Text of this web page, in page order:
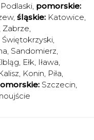
, pomorskie:
, śląskie: Katowice,
Zabrze,
,
, Sandomierz,
, Ełk, Iława,
, Konin, Piła,
Szczecin,